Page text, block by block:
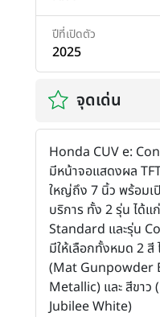
ปีที่เปิดตัว
2025
จุดเด่น
Honda CUV e:
มีหน้าจอแสดงผล
ใหญ่ถึง 7 นิ้ว พร้อมเปิ
บริการ ทั้ง 2 รุ่น ได้แ
Standard และรุ่น
มีให้เลือกทั้งหมด 2 สี
(Mat Gunpowder
Metallic) และ สีขาว
Jubilee White)